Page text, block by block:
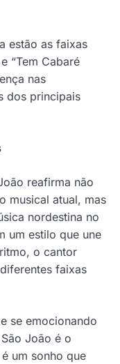
estão as faixas
“Tem Cabaré
nas
dos principais
reafirma não
musical atual, mas
nordestina no
um estilo que une
o cantor
faixas
se emocionando
João é o
um sonho que